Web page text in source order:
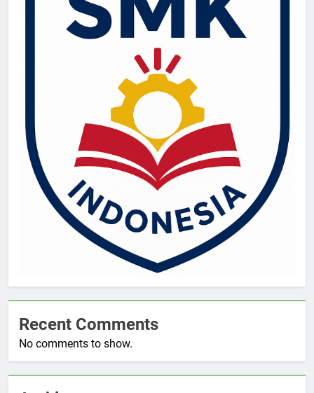
Recent Comments
No comments to show.